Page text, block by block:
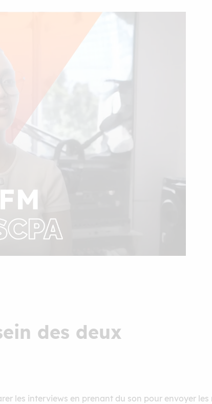
des deux
les interviews en prenant du son pour envoyer les